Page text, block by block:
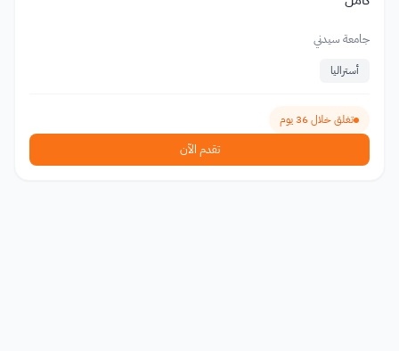
جامعة سيدني
أستراليا
تغلق خلال 36 يوم
تقدم الآن